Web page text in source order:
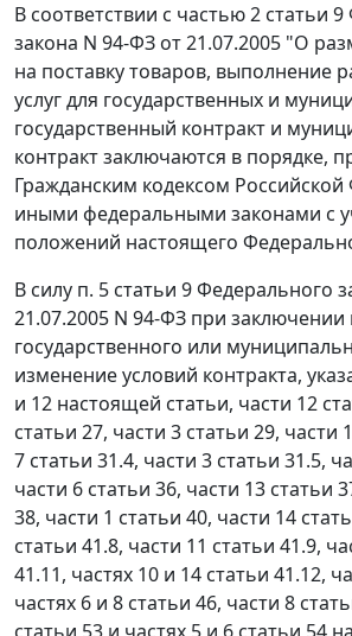
В соответствии с частью 2 статьи 9
закона N 94-ФЗ от 21.07.2005 "О
на поставку товаров, выполнение
услуг для государственных и
государственный контракт и
контракт заключаются в порядке,
Гражданским кодексом
иными федеральными законами с
положений настоящего
В силу п. 5 статьи 9Федерального
21.07.2005 N 94-ФЗ при
государственного или
изменение условий контракта,
и 12 настоящей статьи, части 12
статьи 27, части 3 статьи 29, части
7 статьи 31.4, части 3 статьи 31.5,
части 6 статьи 36, части 13 статьи
38, части 1 статьи 40, части 14
статьи 41.8, части 11 статьи 41.9,
41.11, частях 10 и 14 статьи 41.12,
частях 6 и 8 статьи 46, части 8